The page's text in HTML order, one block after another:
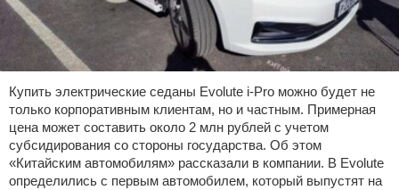
Купить электрические седаны Evolute i-Pro можно будет не
только корпоративным клиентам, но и частным. Примерная
цена может составить около 2 млн рублей с учетом
субсидирования со стороны государства. Об этом
«Китайским автомобилям» рассказали в компании. В Evolute
определились с первым автомобилем, который выпустят на